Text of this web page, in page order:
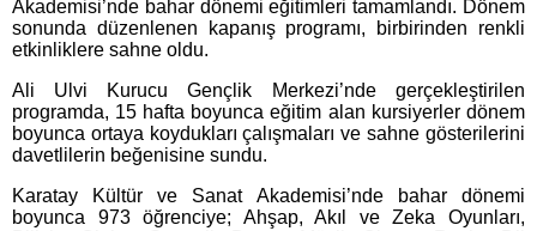
Akademisi’nde bahar dönemi eğitimleri tamamlandı. Dönem
sonunda düzenlenen kapanış programı, birbirinden renkli
etkinliklere sahne oldu.
Ali Ulvi Kurucu Gençlik Merkezi’nde gerçekleştirilen
programda, 15 hafta boyunca eğitim alan kursiyerler dönem
boyunca ortaya koydukları çalışmaları ve sahne gösterilerini
davetlilerin beğenisine sundu.
Karatay Kültür ve Sanat Akademisi’nde bahar dönemi
boyunca 973 öğrenciye; Ahşap, Akıl ve Zeka Oyunları,